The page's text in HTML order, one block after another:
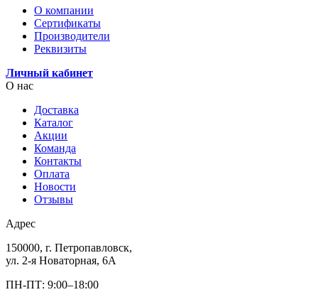
О компании
Сертификаты
Производители
Реквизиты
Личный кабинет
О нас
Доставка
Каталог
Акции
Команда
Контакты
Оплата
Новости
Отзывы
Адрес
150000, г. Петропавловск,
ул. 2-я Новаторная, 6А
ПН-ПТ: 9:00–18:00